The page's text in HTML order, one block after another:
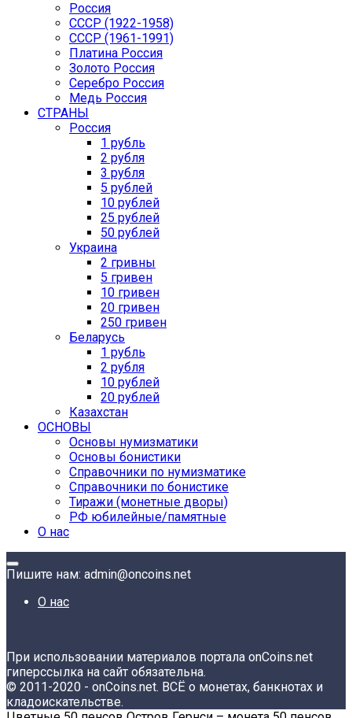
Россия
СССР (1922-1958)
CCCР (1961-1991)
Платина Россия
Золото Россия
Серебро Россия
Медь Россия
СТРАНЫ
Россия
1 рубль
2 рубля
3 рубля
5 рублей
10 рублей
25 рублей
50 рублей
Украина
2 гривны
5 гривен
10 гривен
20 гривен
250 гривен
Беларусь
1 рубль
2 рубля
10 рублей
20 рублей
Казахстан
ОСНОВЫ
Основы нумизматики
Основы бонистики
Справочники по нумизматике
Справочники по бонистике
Тиражи (монетные дворы)
РФ юбилейные/памятные
О нас
Пишите нам: admin@oncoins.net
О нас
При использовании материалов портала onCoins.net
гиперссылка на сайт обязательна.
© 2011-2020 - onCoins.net. ВСЁ о монетах, банкнотах и
кладоискательстве.